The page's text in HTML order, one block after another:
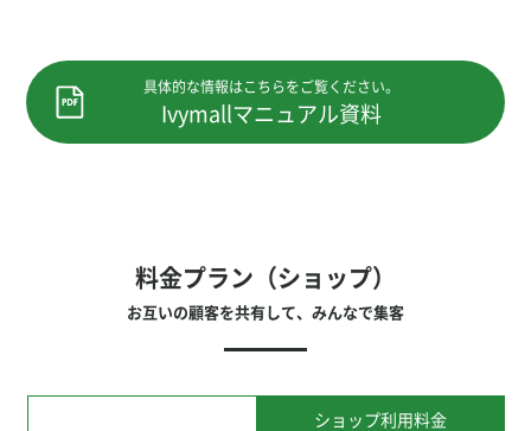
具体的な情報はこちらをご覧ください。
Ivymallマニュアル資料
料金プラン（ショップ）
お互いの顧客を共有して、みんなで集客
ショップ利用料金